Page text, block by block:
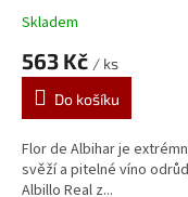
Skladem
563 Kč / ks
Do košíku
Flor de Albihar je
svěží a pitelné víno
Albillo Real z...